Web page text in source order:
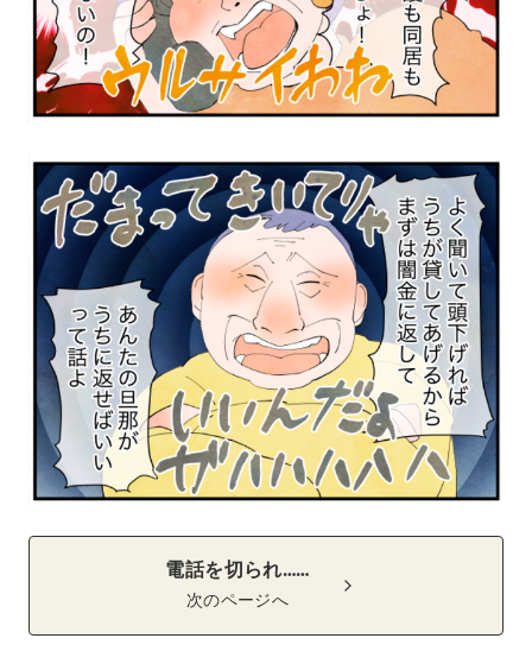
電話を切られ……
次のページへ